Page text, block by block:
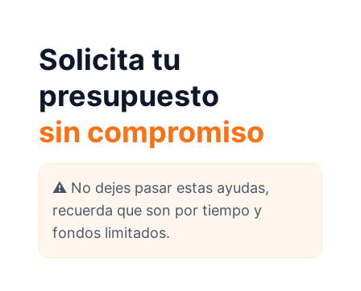
Solicita tu
presupuesto
sin compromiso
⚠️ No dejes pasar estas ayudas,
recuerda que son por tiempo y
fondos limitados.